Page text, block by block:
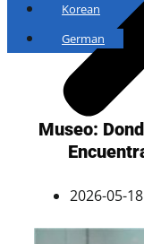
Korean
German
Museo:
2026-05-18